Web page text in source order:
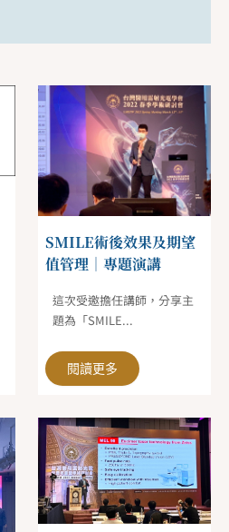
SMILE術後效果及期望
值管理｜專題演講
這次受邀擔任講師，分享主
題為「SMILE...
閱讀更多